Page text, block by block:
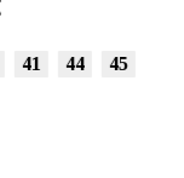
41 44 45